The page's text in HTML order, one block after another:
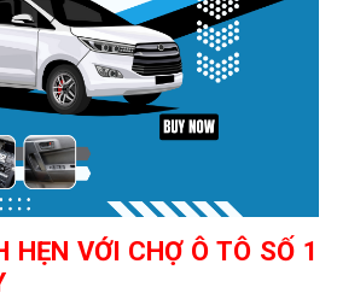
HẸN VỚI CHỢ Ô TÔ SỐ 1